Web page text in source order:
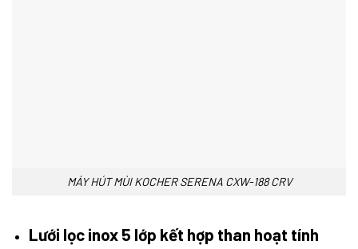
MÁY HÚT MÙI KOCHER SERENA CXW-188 CRV
Lưới lọc inox 5 lớp kết hợp than hoạt tính